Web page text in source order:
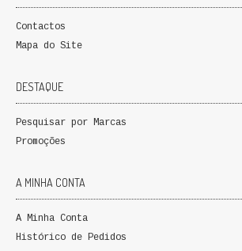
CONTACTOS
Contactos
Mapa do Site
DESTAQUE
Pesquisar por Marcas
Promoções
A MINHA CONTA
A Minha Conta
Histórico de Pedidos